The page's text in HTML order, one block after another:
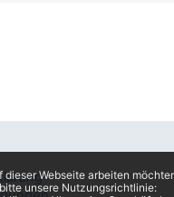
dieser Webseite arbeiten
bitte unsere Nutzungsrichtlinie: